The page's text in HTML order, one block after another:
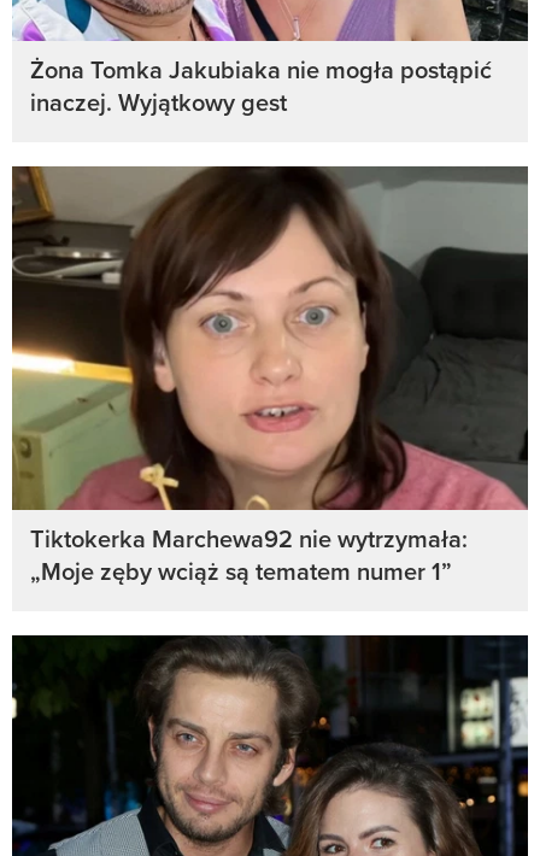
Żona Tomka Jakubiaka nie mogła postąpić
inaczej. Wyjątkowy gest
Tiktokerka Marchewa92 nie wytrzymała:
„Moje zęby wciąż są tematem numer 1”